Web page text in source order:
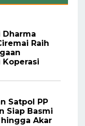
Dharma
Raih
Satpol PP
Siap Basmi
hingga Akar